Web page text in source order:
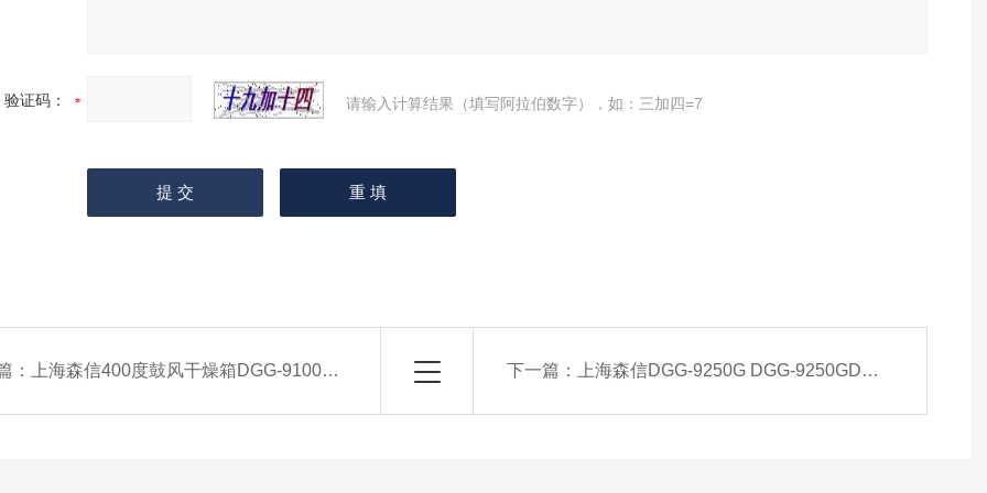
验证码： 请输入计算结果（填写阿拉伯数字），如：三加四=7
： 上海森信400度鼓风干燥箱DGG-9100G/DGG-9100GD编程烘箱 下一篇： 上海森信DGG-9250G DGG-9250GD鼓风干燥箱